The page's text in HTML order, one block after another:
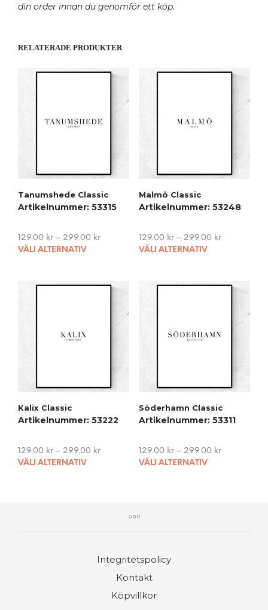
din order innan du genomför ett köp.
RELATERADE PRODUKTER
Tanumshede Classic
Artikelnummer: 53315
129.00 kr – 299.00 kr
VÄLJ ALTERNATIV
This
multiple
The
page
Malmö Classic
Artikelnummer: 53248
129.00 kr– 299.00 kr
VÄLJ ALTERNATIV
The
Kalix Classic
Artikelnummer: 53222
129.00 kr – 299.00 kr
VÄLJ ALTERNATIV
This
be
chosen
the
Söderhamn Classic
Artikelnummer: 53311
129.00 kr– 299.00 kr
VÄLJ ALTERNATIV
Integritetspolicy
Kontakt
Köpvillkor